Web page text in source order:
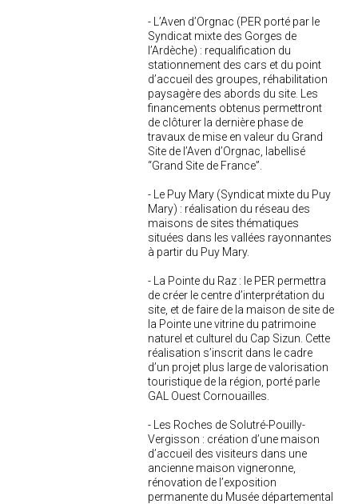
- L’Aven d’Orgnac (PER porté par le
Syndicat mixte des Gorges de
l’Ardèche) : requalification du
stationnement des cars et du point
d’accueil des groupes, réhabilitation
paysagère des abords du site. Les
financements obtenus permettront
de clôturer la dernière phase de
travaux de mise en valeur du Grand
Site de l’Aven d’Orgnac, labellisé
“Grand Site de France”.
- Le Puy Mary (Syndicat mixte du Puy
Mary) : réalisation du réseau des
maisons de sites thématiques
situées dans les vallées rayonnantes
à partir du Puy Mary.
- La Pointe du Raz : le PER permettra
de créer le centre d’interprétation du
site, et de faire de la maison de site de
la Pointe une vitrine du patrimoine
naturel et culturel du Cap Sizun. Cette
réalisation s’inscrit dans le cadre
d’un projet plus large de valorisation
touristique de la région, porté parle
GAL Ouest Cornouailles.
- Les Roches de Solutré-Pouilly-
Vergisson : création d’une maison
d’accueil des visiteurs dans une
ancienne maison vigneronne,
rénovation de l’exposition
permanente du Musée départemental